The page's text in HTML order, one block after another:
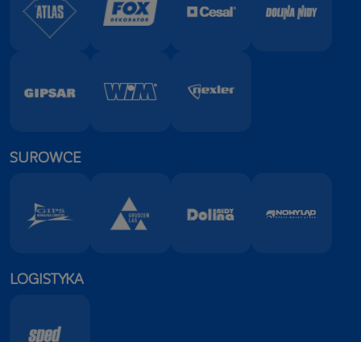
SUROWCE
LOGISTYKA